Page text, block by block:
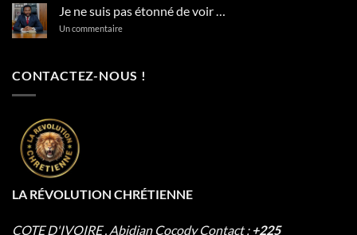
levez-
vous
matin
dimanche
02
Août
Je ne suis pas étonné de voir …
Un commentairesur
étonné
CONTACTEZ-NOUS !
LA RÉVOLUTION CHRÉTIENNE
COTE D'IVOIRE , Abidjan CocodyContact : +225